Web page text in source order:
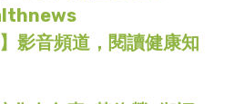
影音頻道，閱讀健康知